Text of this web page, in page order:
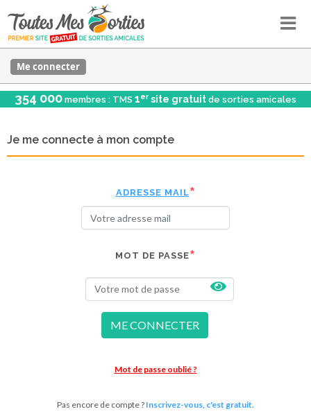
Me connecter
354 000 membres : TMS 1er site gratuit de sorties amicales
Je me connecte à mon compte
ADRESSE MAIL
MOT DE PASSE
ME CONNECTER
Mot de passe oublié ?
Pas encore de compte ? Inscrivez-vous, c'est gratuit.